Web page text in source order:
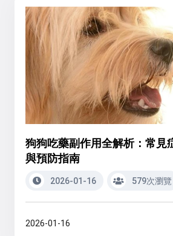
狗狗吃藥副作用全解析：常見
與預防指南
2026-01-16 579次瀏覽
2026-01-16